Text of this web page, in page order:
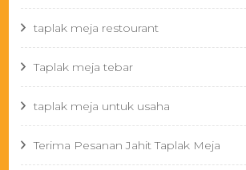
taplak meja restourant
Taplak meja tebar
taplak meja untuk usaha
Terima Pesanan Jahit Taplak Meja